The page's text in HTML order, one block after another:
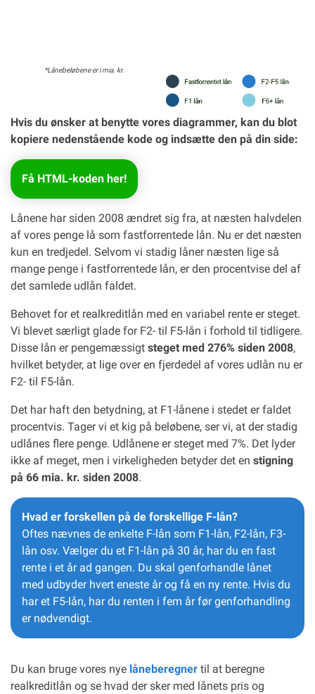
*Lånebeløbene er i mia. kr.
Hvis du ønsker at benytte vores diagrammer, kan du blot
kopiere nedenstående kode og indsætte den på din side:
Få HTML-koden her!
Lånene har siden 2008 ændret sig fra, at næsten halvdelen
af vores penge lå som fastforrentede lån. Nu er det næsten
kun en tredjedel. Selvom vi stadig låner næsten lige så
mange penge i fastforrentede lån, er den procentvise del af
det samlede udlån faldet.
Behovet for et realkreditlån med en variabel rente er steget.
Vi blevet særligt glade for F2- til F5-lån i forhold til tidligere.
Disse lån er pengemæssigt steget med 276% siden 2008,
hvilket betyder, at lige over en fjerdedel af vores udlån nu er
F2- til F5-lån.
Det har haft den betydning, at F1-lånene i stedet er faldet
procentvis. Tager vi et kig på beløbene, ser vi, at der stadig
udlånes flere penge. Udlånene er steget med 7%. Det lyder
ikke af meget, men i virkeligheden betyder det en stigning
på 66 mia. kr. siden 2008.
Hvad er forskellen på de forskellige F-lån?
Oftes nævnes de enkelte F-lån som F1-lån, F2-lån, F3-
lån osv. Vælger du et F1-lån på 30 år, har du en fast
rente i et år ad gangen. Du skal genforhandle lånet
med udbyder hvert eneste år og få en ny rente. Hvis du
har et F5-lån, har du renten i fem år før genforhandling
er nødvendigt.
Du kan bruge vores nye låneberegner til at beregne
realkreditlån og se hvad der sker med lånets pris og